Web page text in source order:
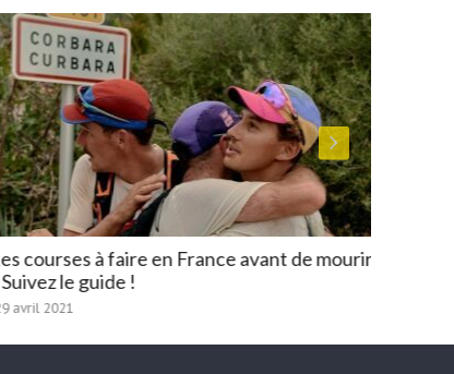
courses à faire en France avant de mourir
le guide !
2021